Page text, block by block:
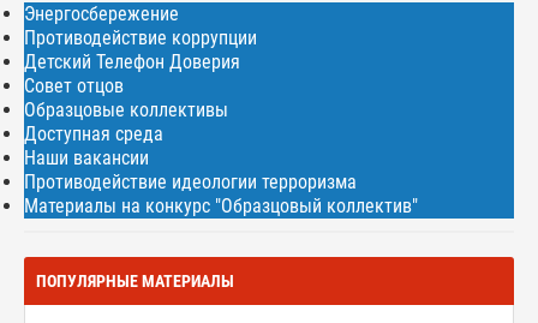
Энергосбережение
Противодействие коррупции
Детский Телефон Доверия
Совет отцов
Образцовые коллективы
Доступная среда
Наши вакансии
Противодействие идеологии терроризма
Материалы на конкурс "Образцовый коллектив"
ПОПУЛЯРНЫЕ МАТЕРИАЛЫ